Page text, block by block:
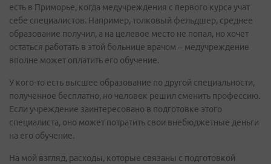
есть в Приморье, когда медучреждения с первого курса учат
себе специалистов. Например, толковый фельдшер, среднее
образование получил, а на целевое место не попал, но хочет
остаться работать в этой больнице врачом – медучреждение
вполне может оплатить его обучение.
У кого-то есть высшее образование по другой специальности,
полученное бесплатно, но человек решил сменить профессию.
Если учреждение заинтересовано в подготовке этого
специалиста, оно может потратить свои внебюджетные деньги
на его обучение.
На мой взгляд, расходы, которые связаны с подготовкой